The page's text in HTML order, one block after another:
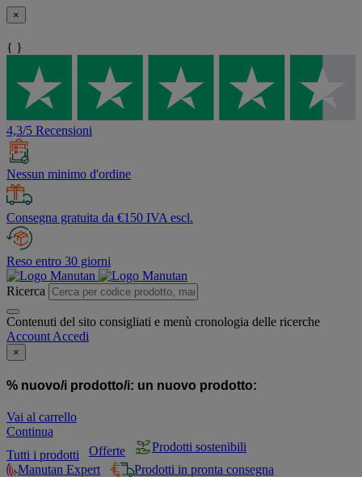
×
{ }
4,3/5 Recensioni
Nessun minimo d'ordine
Consegna gratuita da €150 IVA escl.
Reso entro 30 giorni
Ricerca
Contenuti del sito consigliati e menù cronologia delle ricerche
Account Accedi
×
% nuovo/i prodotto/i: un nuovo prodotto:
Vai al carrello
Continua
Tutti i prodotti
Offerte
Prodotti sostenibili
Manutan Expert
Prodotti in pronta consegna